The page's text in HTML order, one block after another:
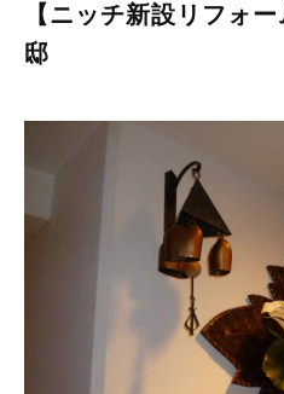
【ニッチ新設リフ
邸